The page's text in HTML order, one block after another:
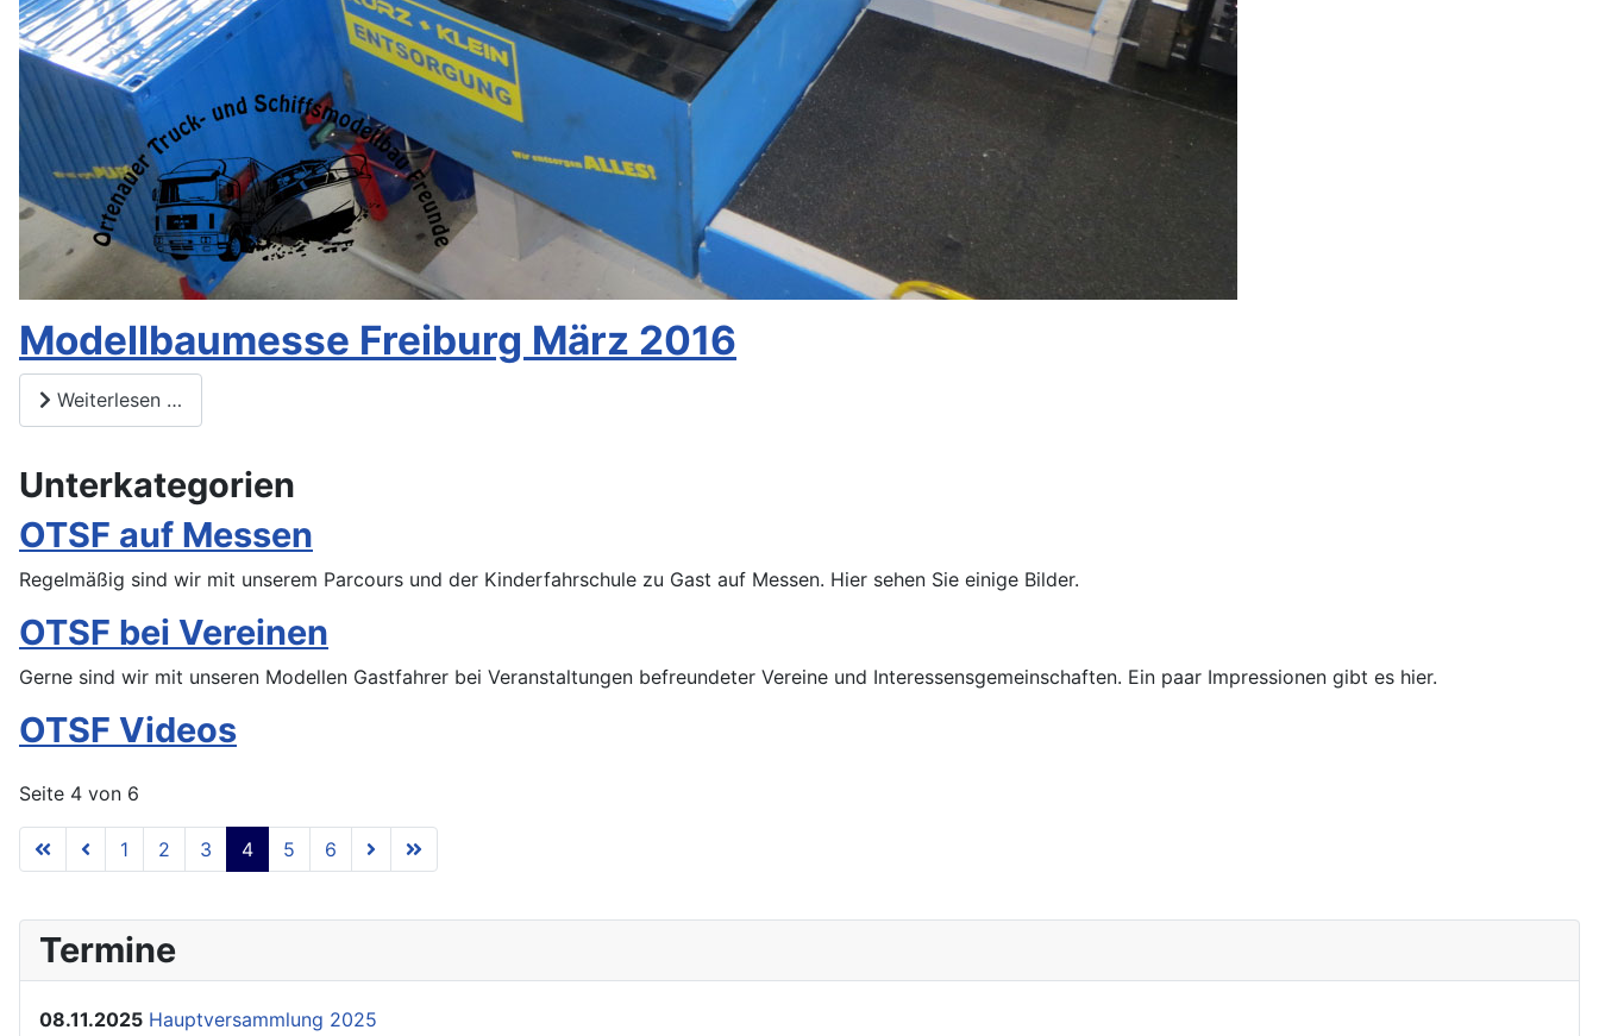
Modellbaumesse Freiburg März 2016
Weiterlesen …
Unterkategorien
OTSF auf Messen
Regelmäßig sind wir mit unserem Parcours und der Kinderfahrschule zu Gast auf Messen. Hier sehen Sie einige Bilder.
OTSF bei Vereinen
Gerne sind wir mit unseren Modellen Gastfahrer bei Veranstaltungen befreundeter Vereine und Interessensgemeinschaften. Ein paar Impressionen gibt es hier.
OTSF Videos
Seite 4 von 6
1 2 3 4 5 6
Termine
08.11.2025 Hauptversammlung 2025